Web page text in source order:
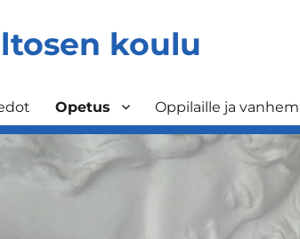
koulu
Opetus Oppilaille ja